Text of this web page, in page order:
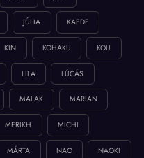
JÚLIA KAEDE
KIN KOHAKU KOU
LILA LÚCÁS
MALAK MARIAN
MERIKH MICHI
MÁRTA NAO NAOKI